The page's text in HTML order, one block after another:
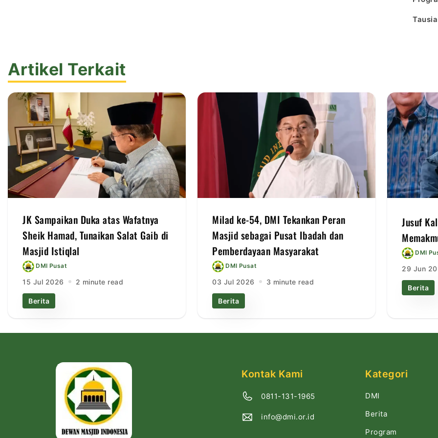
Artikel Terkait
JK Sampaikan Duka atas Wafatnya
Sheik Hamad, Tunaikan Salat Gaib di
Masjid Istiqlal
DMI Pusat
15 Jul 2026 2 minute read
Berita
Milad ke-54, DMI Tekankan Peran
Masjid sebagai Pusat Ibadah dan
Pemberdayaan Masyarakat
DMI Pusat
03 Jul 2026 3 minute read
Berita
Jusuf
DMI
29 Jun
Berita
Kontak Kami
0811-131-1965
info@dmi.or.id
Kategori
DMI
Berita
Program